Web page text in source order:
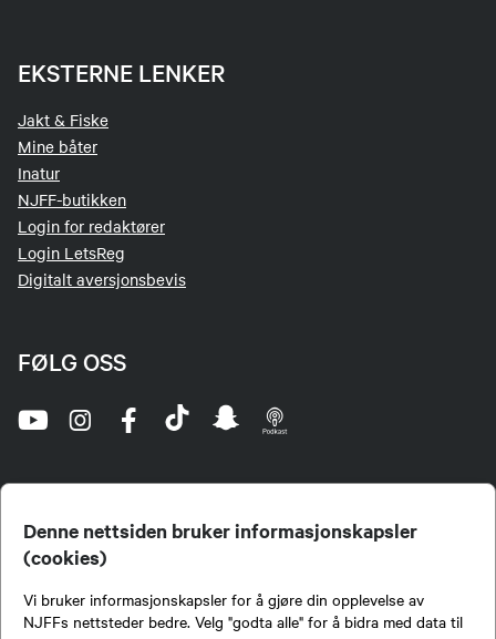
Denne nettsiden bruker informasjonskapsler
(cookies)
Vi bruker informasjonskapsler for å gjøre din opplevelse av
NJFFs nettsteder bedre. Velg "godta alle" for å bidra med data til
EKSTERNE LENKER
Jakt & Fiske
Mine båter
Inatur
NJFF-butikken
Login for redaktører
Login LetsReg
Digitalt aversjonsbevis
FØLG OSS
jegere og sportsfiskere og et av de viktigste miljøene for formidling av kunnskap om jakt og
fiske i Norge. Vi er en partipolitisk nøytral organisasjon, men har et sterkt jakt-, fiske-, og